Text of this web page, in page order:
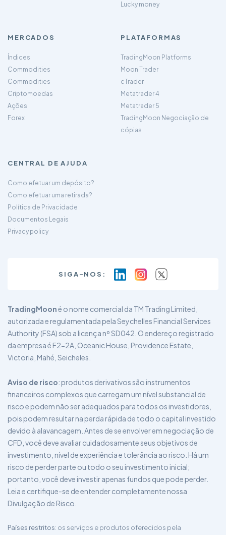
Lucky money
MERCADOS
Índices
Commodities
Commodities
Criptomoedas
Ações
Forex
PLATAFORMAS
TradingMoon Platforms
Moon Trader
cTrader
Metatrader 4
Metatrader 5
TradingMoon Negociação de
cópias
CENTRAL DE AJUDA
Como efetuar um depósito?
Como efetuar uma retirada?
Política de Privacidade
Documentos Legais
Privacy policy
SIGA-NOS:
TradingMooné o nome comercial da TM Trading Limited,
autorizada e regulamentada pela Seychelles Financial Services
Authority (FSA) sob a licença nº SD042. O endereço registrado
da empresa é F2-2A, Oceanic House, Providence Estate,
Victoria, Mahé, Seicheles.
Aviso de risco: produtos derivativos são instrumentos
financeiros complexos que carregam um nível substancial de
risco e podem não ser adequados para todos os investidores,
pois podem resultar na perda rápida de todo o capital investido
devido à alavancagem. Antes de se envolver em negociação de
CFD, você deve avaliar cuidadosamente seus objetivos de
investimento, nível de experiência e tolerância ao risco. Há um
risco de perder parte ou todo o seu investimento inicial;
portanto, você deve investir apenas fundos que pode perder.
Leia e certifique-se de entender completamente nossa
Divulgação de Risco.
Países restritos: os serviços e produtos oferecidos pela